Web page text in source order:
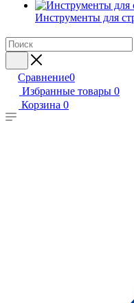
Инструменты для
Сравнение0
Избранные товары 0
Корзина 0